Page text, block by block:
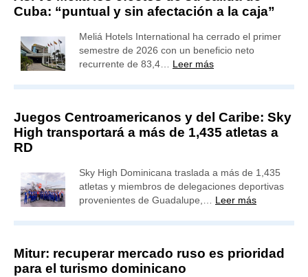
Cuba: “puntual y sin afectación a la caja”
Meliá Hotels International ha cerrado el primer
semestre de 2026 con un beneficio neto
recurrente de 83,4… Leer más
Juegos Centroamericanos y del Caribe: Sky
High transportará a más de 1,435 atletas a
RD
Sky High Dominicana traslada a más de 1,435
atletas y miembros de delegaciones deportivas
provenientes de Guadalupe,… Leer más
Mitur: recuperar mercado ruso es prioridad
para el turismo dominicano